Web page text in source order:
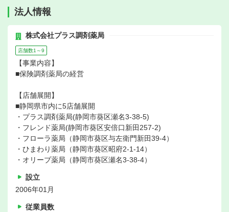
法人情報
株式会社プラス調剤薬局
店舗数1～9
【事業内容】
■保険調剤薬局の経営
【店舗展開】
■静岡県市内に5店舗展開
・プラス調剤薬局(静岡市葵区瀬名3-38-5)
・フレンド薬局(静岡市葵区安倍口新田257-2)
・フローラ薬局（静岡市葵区与左衛門新田39-4）
・ひまわり薬局（静岡市葵区昭府2-1-14）
・オリーブ薬局（静岡市葵区瀬名3-38-4）
設立
2006年01月
従業員数